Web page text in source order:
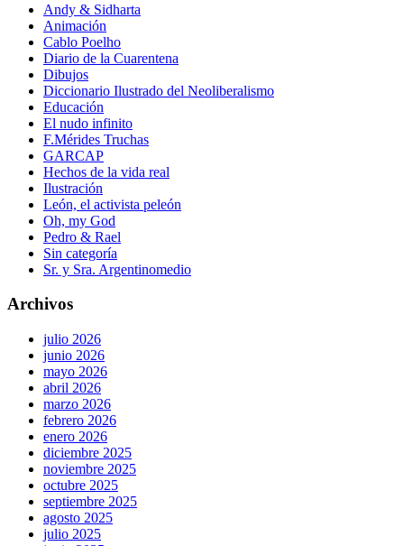
Andy & Sidharta
Animación
Cablo Poelho
Diario de la Cuarentena
Dibujos
Diccionario Ilustrado del Neoliberalismo
Educación
El nudo infinito
F.Mérides Truchas
GARCAP
Hechos de la vida real
Ilustración
León, el activista peleón
Oh, my God
Pedro & Rael
Sin categoría
Sr. y Sra. Argentinomedio
Archivos
julio 2026
junio 2026
mayo 2026
abril 2026
marzo 2026
febrero 2026
enero 2026
diciembre 2025
noviembre 2025
octubre 2025
septiembre 2025
agosto 2025
julio 2025